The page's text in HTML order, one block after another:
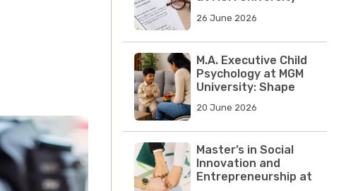
Professionals
26 June 2026
M.A. Executive Child
Psychology at MGM
University: Shape
Transform Lives
20 June 2026
Master’s in Social
Innovation and
Entrepreneurship at